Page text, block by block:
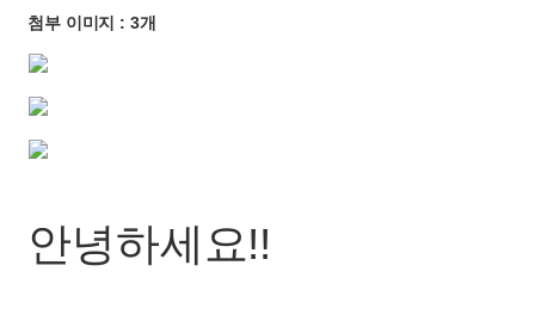
첨부 이미지 : 3개
안녕하세요!!